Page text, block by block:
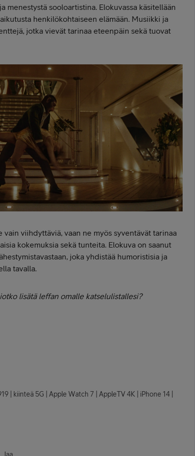
menestystä sooloartistina. Elokuvassa käsitellään
henkilökohtaiseen elämään. Musiikki ja
jotka vievät tarinaa eteenpäin sekä tuovat
viihdyttäviä, vaan ne myös syventävät tarinaa
kokemuksia sekä tunteita. Elokuva on saanut
joka yhdistää humoristisia ja
tavalla.
lisätä leffan omalle katselulistallesi?
| kiinteä 5G | Apple Watch 7 | AppleTV 4K | iPhone 14 |